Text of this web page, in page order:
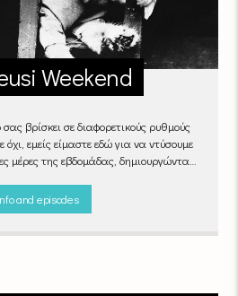
Weekend
βρίσκει σε διαφορετικούς ρυθμούς
όχι, εμείς είμαστε εδώ για να ντύσουμε
μέρες της εβδομάδας, δημιουργώντας
and episodes